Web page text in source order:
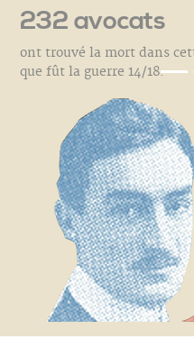
232 avocats
ont trouvé la mort dans
que fût la guerre 14/18.